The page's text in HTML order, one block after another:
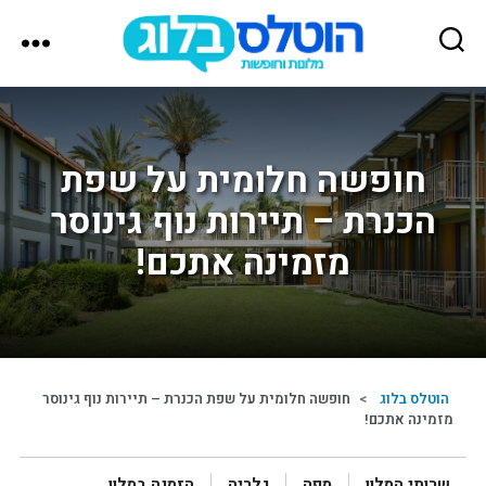
הוטלס
בלוג
חופשה חלומית על שפת
הכנרת – תיירות נוף גינוסר
מזמינה אתכם!
הוטלס בלוג > חופשה חלומית על שפת הכנרת – תיירות נוף גינוסר
מזמינה אתכם!